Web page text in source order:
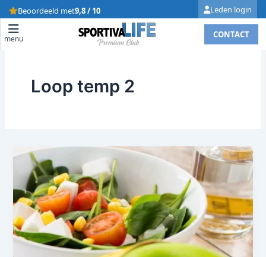
Skip
to
content
Beoordeeld met9,8 / 10 Leden login
menu CONTACT
Loop temp 2